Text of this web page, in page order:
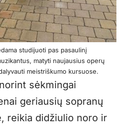
studijuoti pas pasaulinį
matyti naujausius operų
meistriškumo kursuose.
sėkmingai
geriausių sopranų
reikia didžiulio noro ir